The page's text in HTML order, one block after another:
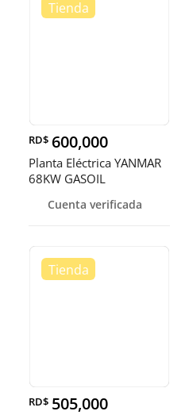
RD$ 600,000
Planta Eléctrica YANMAR
68KW GASOIL
Cuenta verificada
RD$ 505,000